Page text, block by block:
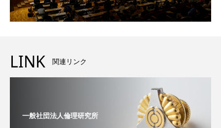
LINK 関連リンク
一般社団法人倫理研究所